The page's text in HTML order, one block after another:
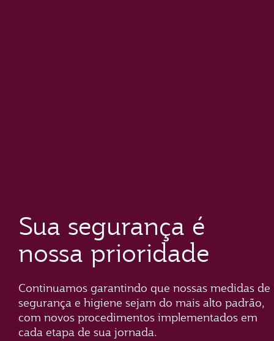
Sua segurança é
nossa prioridade
Continuamos garantindo que nossas medidas de
segurança e higiene sejam do mais alto padrão,
com novos procedimentos implementados em
cada etapa de sua jornada.